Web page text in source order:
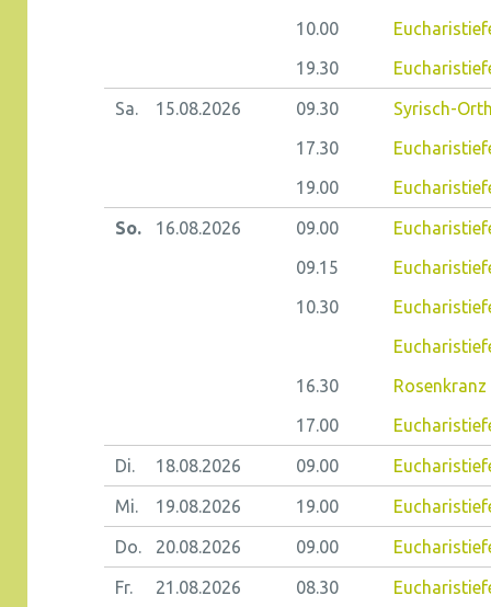
10.00
19.30
Sa. 15.08.2026 09.30
Syrisch-
17.30
19.00
So. 16.08.2026 09.00
09.15
10.30
16.30
17.00
Di. 18.08.2026 09.00
Mi. 19.08.2026 19.00
Do. 20.08.2026 09.00
Fr. 21.08.2026 08.30